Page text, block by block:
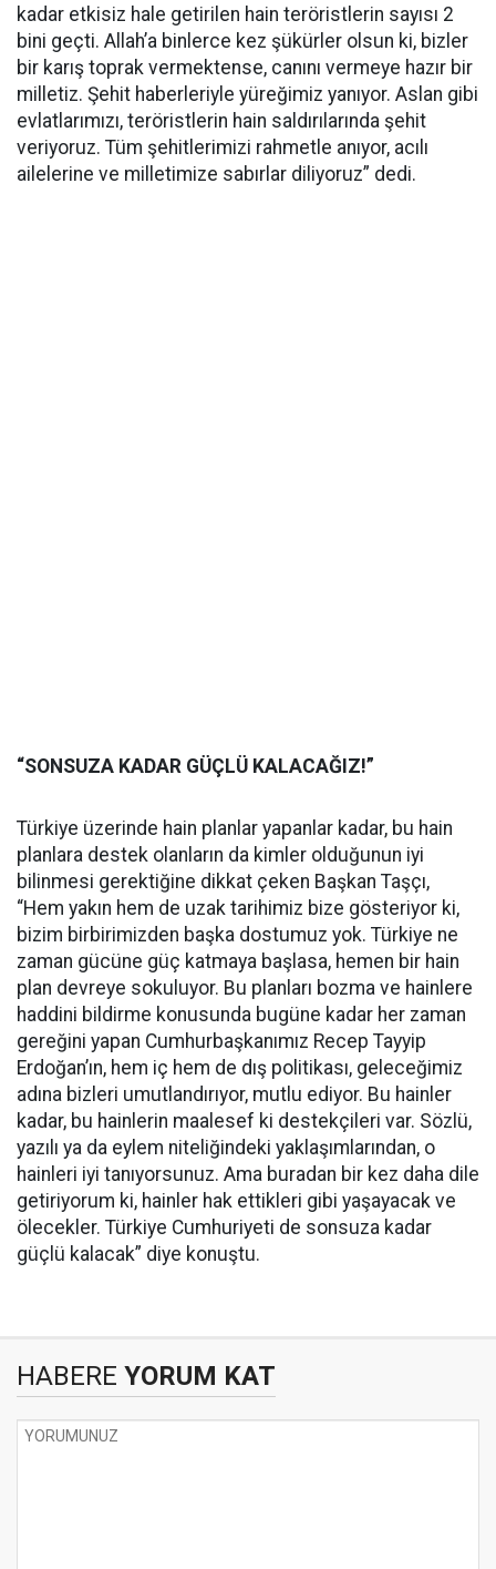
kadar etkisiz hale getirilen hain teröristlerin sayısı 2
bini geçti. Allah’a binlerce kez şükürler olsun ki, bizler
bir karış toprak vermektense, canını vermeye hazır bir
milletiz. Şehit haberleriyle yüreğimiz yanıyor. Aslan gibi
evlatlarımızı, teröristlerin hain saldırılarında şehit
veriyoruz. Tüm şehitlerimizi rahmetle anıyor, acılı
ailelerine ve milletimize sabırlar diliyoruz” dedi.
“SONSUZA KADAR GÜÇLÜ KALACAĞIZ!”
Türkiye üzerinde hain planlar yapanlar kadar, bu hain
planlara destek olanların da kimler olduğunun iyi
bilinmesi gerektiğine dikkat çeken Başkan Taşçı,
“Hem yakın hem de uzak tarihimiz bize gösteriyor ki,
bizim birbirimizden başka dostumuz yok. Türkiye ne
zaman gücüne güç katmaya başlasa, hemen bir hain
plan devreye sokuluyor. Bu planları bozma ve hainlere
haddini bildirme konusunda bugüne kadar her zaman
gereğini yapan Cumhurbaşkanımız Recep Tayyip
Erdoğan’ın, hem iç hem de dış politikası, geleceğimiz
adına bizleri umutlandırıyor, mutlu ediyor. Bu hainler
kadar, bu hainlerin maalesef ki destekçileri var. Sözlü,
yazılı ya da eylem niteliğindeki yaklaşımlarından, o
hainleri iyi tanıyorsunuz. Ama buradan bir kez daha dile
getiriyorum ki, hainler hak ettikleri gibi yaşayacak ve
ölecekler. Türkiye Cumhuriyeti de sonsuza kadar
güçlü kalacak” diye konuştu.
HABERE YORUM KAT